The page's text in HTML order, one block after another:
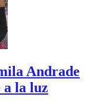
Andrade
a la luz